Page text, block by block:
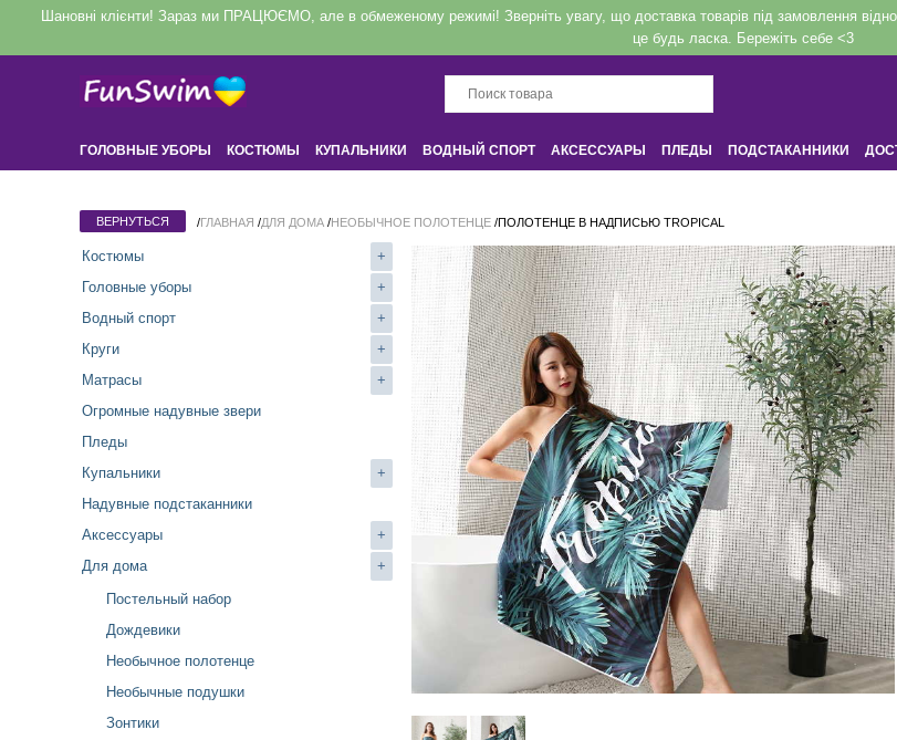
Шановні клієнти! Зараз ми ПРАЦЮЄМО, але в обмеженому режимі! Зверніть увагу, що доставка товарів під замовлення
це будь ласка. Бережіть себе <3
ГОЛОВНЫЕ УБОРЫ КОСТЮМЫ КУПАЛЬНИКИ ВОДНЫЙ СПОРТ АКСЕССУАРЫ ПЛЕДЫ ПОДСТАКАННИКИ
/ГЛАВНАЯ /ДЛЯ ДОМА /НЕОБЫЧНОЕ ПОЛОТЕНЦЕ /ПОЛОТЕНЦЕ В НАДПИСЬЮ TROPICAL
Костюмы
+
Головные уборы
+
Водный спорт
+
Круги
+
Матрасы
+
Огромные надувные звери
Пледы
Купальники
+
Надувные подстаканники
Аксессуары
+
Для дома
+
Постельный набор
Дождевики
Необычное полотенце
Необычные подушки
Зонтики
Вход
Напомнить
Регистрация или авторизация